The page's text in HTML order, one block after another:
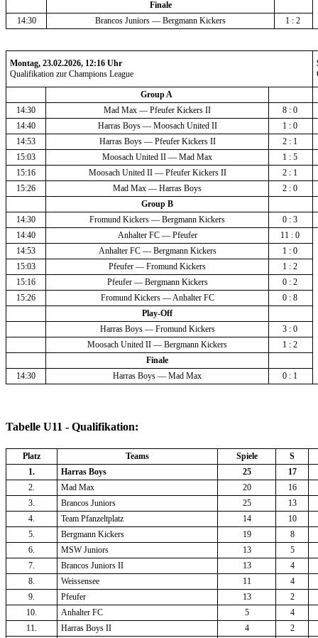
Finale
14:30
Brancos Juniors — Bergmann Kickers 1 : 2
Montag, 23.02.2026, 12:16 Uhr
Qualifikation zur Champions League
Group A
14:30
Mad Max — Pfeufer Kickers II
8 : 0
14:40
Harras Boys — Moosach United II
1 : 0
14:53
Harras Boys — Pfeufer Kickers II
2 : 1
15:03
Moosach United II — Mad Max
1 : 5
15:16
Moosach United II — Pfeufer Kickers II
2 : 1
15:26
Mad Max — Harras Boys
2 : 0
Group B
14:30
Fromund Kickers — Bergmann Kickers
0 : 3
14:40
Anhalter FC — Pfeufer
11 : 0
14:53
Anhalter FC — Bergmann Kickers
1 : 0
15:03
Pfeufer — Fromund Kickers
1 : 2
15:16
Pfeufer — Bergmann Kickers
0 : 2
15:26
Fromund Kickers — Anhalter FC
0 : 8
Play-Off
Harras Boys — Fromund Kickers
3 : 0
Moosach United II — Bergmann Kickers
1 : 2
Finale
14:30
Harras Boys — Mad Max 0 : 1
Tabelle U11 - Qualifikation:
Platz Teams Spiele
S
1.
Harras Boys 25
17
2.
Mad Max 20
16
3.
Brancos Juniors 25
13
4.
Team Pfanzeltplatz 14
10
5.
Bergmann Kickers 19
8
6.
MSW Juniors 13
5
7.
Brancos Juniors II 13
4
8.
Weissensee 11
4
9.
Pfeufer 13
2
10.
Anhalter FC 5
4
11.
Harras Boys II 4
2